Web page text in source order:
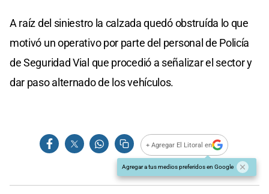
A raíz del siniestro la calzada quedó obstruída lo que
motivó un operativo por parte del personal de Policía
de Seguridad Vial que procedió a señalizar el sector y
dar paso alternado de los vehículos.
+ Agregar El Litoral en
Agregar a tus medios preferidos en Google